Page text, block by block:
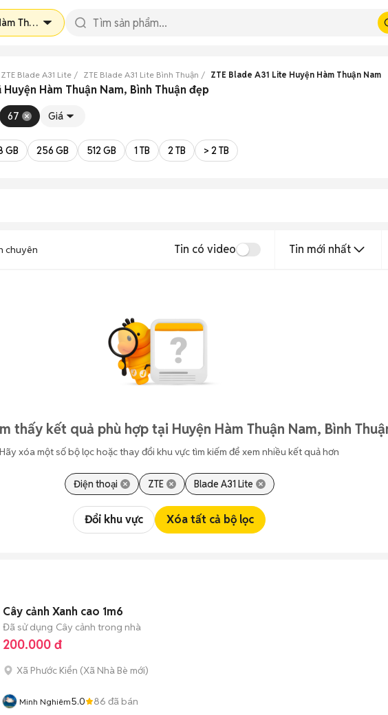
Thuận Nam
ZTE Blade A31 Lite ZTE Blade A31 Lite Bình Thuận ZTE Blade A31 Lite Huyện Hàm Thuận Nam
Hàm Thuận Nam, Bình Thuận đẹp
67 Giá
GB 256 GB 512 GB 1 TB 2 TB > 2 TB
chuyên Tin có video Tin mới nhất
thấy kết quả phù hợp tại Huyện Hàm Thuận Nam, Bình
Hãy xóa một số bộ lọc hoặc thay đổi khu vực tìm kiếm để xem nhiều kết quả hơn
Điện thoại ZTE Blade A31 Lite
Đổi khu vực Xóa tất cả bộ lọc
Cây cảnh Xanh cao 1m6
Đã sử dụng Cây cảnh trong nhà
200.000 đ
Xã Phước Kiển (Xã Nhà Bè mới)
Minh Nghiêm5.0 86 đã bán